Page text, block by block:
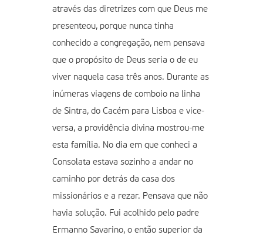
através das diretrizes com que Deus me
presenteou, porque nunca tinha
conhecido a congregação, nem pensava
que o propósito de Deus seria o de eu
viver naquela casa três anos. Durante as
inúmeras viagens de comboio na linha
de Sintra, do Cacém para Lisboa e vice-
versa, a providência divina mostrou-me
esta família. No dia em que conheci a
Consolata estava sozinho a andar no
caminho por detrás da casa dos
missionários e a rezar. Pensava que não
havia solução. Fui acolhido pelo padre
Ermanno Savarino, o então superior da